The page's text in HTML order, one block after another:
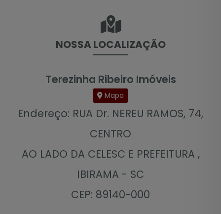
NOSSA LOCALIZAÇÃO
Terezinha Ribeiro Imóveis
Mapa
Endereço: RUA Dr. NEREU RAMOS, 74,
CENTRO
AO LADO DA CELESC E PREFEITURA ,
IBIRAMA - SC
CEP: 89140-000